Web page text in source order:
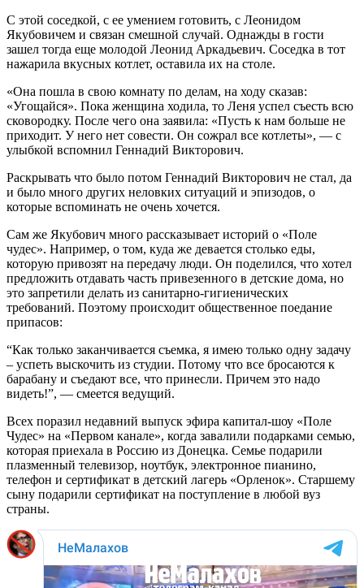
С этой соседкой, с ее умением готовить, с Леонидом
Якубовичем и связан смешной случай. Однажды в гости
зашел тогда еще молодой Леонид Аркадьевич. Соседка в тот
нажарила вкусных котлет, оставила их на столе.
«Она пошла в свою комнату по делам, на ходу сказав:
«Угощайся». Пока женщина ходила, то Леня успел съесть всю
сковородку. После чего она заявила: «Пусть к нам больше не
приходит. У него нет совести. Он сожрал все котлеты», — с
улыбкой вспомнил Геннадий Викторович.
Раскрывать что было потом Геннадий Викторович не стал, да
и было много других неловких ситуаций и эпизодов, о
которые вспоминать не очень хочется.
Сам же Якубович много рассказывает историй о «Поле
чудес». Например, о том, куда же девается столько еды,
которую привозят на передачу люди. Он поделился, что хотел
предложить отдавать часть привезенного в детские дома, но
это запретили делать из санитарно-гигиенических
требований. Поэтому происходит общественное поедание
припасов:
“Как только заканчивается съемка, я имею только одну задачу
– успеть выскочить из студии. Потому что все бросаются к
барабану и съедают все, что принесли. Причем это надо
видеть!”, — смеется ведущий.
Всех поразил недавний выпуск эфира капитал-шоу «Поле
Чудес» на «Первом канале», когда завалили подарками семью,
которая приехала в Россию из Донецка. Семье подарили
плазменный телевизор, ноутбук, электронное пианино,
телефон и сертификат в детский лагерь «Орленок». Старшему
сыну подарили сертификат на поступление в любой вуз
страны.